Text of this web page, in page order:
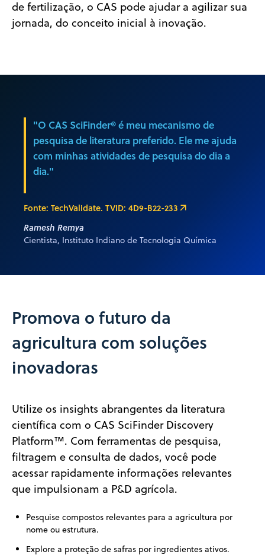
de fertilização, o CAS pode ajudar a agilizar sua
jornada, do conceito inicial à inovação.
"O CAS SciFinder® é meu mecanismo de
pesquisa de literatura preferido. Ele me ajuda
com minhas atividades de pesquisa do dia a
dia."
Fonte: TechValidate. TVID: 4D9-B22-233
Ramesh Remya
Cientista, Instituto Indiano de Tecnologia Química
Promova o futuro da
agricultura com soluções
inovadoras
Utilize os insights abrangentes da literatura
científica com o CAS SciFinder Discovery
Platform™. Com ferramentas de pesquisa,
filtragem e consulta de dados, você pode
acessar rapidamente informações relevantes
que impulsionam a P&D agrícola.
Pesquise compostos relevantes para a agricultura por
nome ou estrutura.
Explore a proteção de safras por ingredientes ativos.